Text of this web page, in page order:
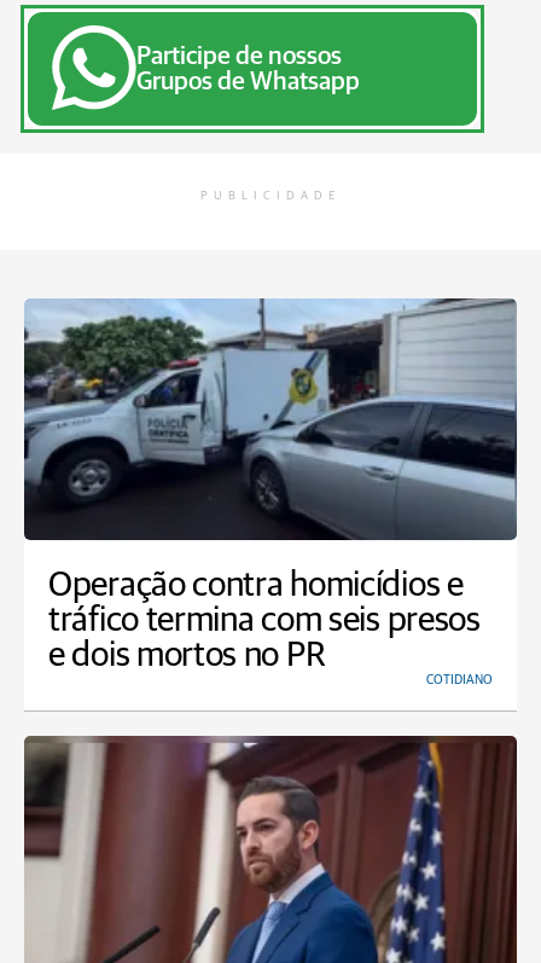
Participe de nossos
Grupos de Whatsapp
PUBLICIDADE
Operação contra homicídios e
tráfico termina com seis presos
e dois mortos no PR
COTIDIANO